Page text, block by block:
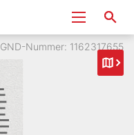
GND-Nummer: 1162317655